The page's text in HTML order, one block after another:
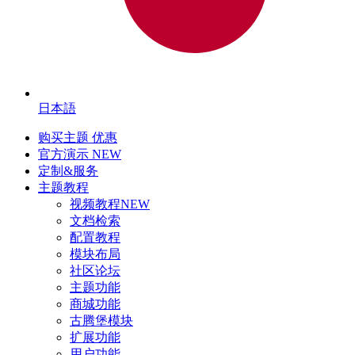
日本語
购买主题 优惠
官方演示 NEW
定制&服务
主题教程
视频教程NEW
文档检索
配置教程
模块布局
社区论坛
主题功能
商城功能
古腾堡模块
扩展功能